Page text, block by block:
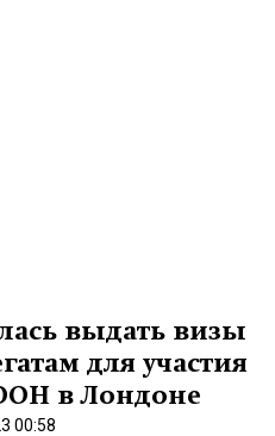
выдать визы
для участия
в Лондоне
00:58